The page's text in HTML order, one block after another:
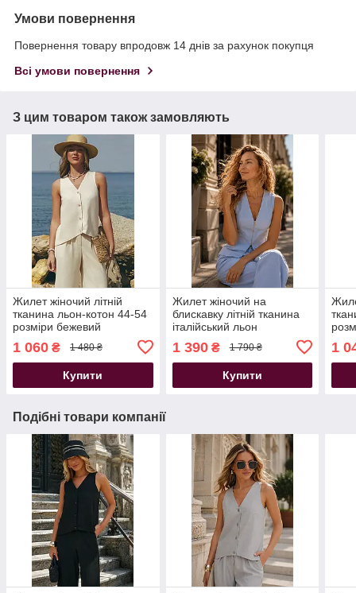
Умови повернення
Повернення товару впродовж 14 днів за рахунок покупця
Всі умови повернення
З цим товаром також замовляють
Жилет жіночий літній
тканина льон-котон 44-54
розміри бежевий
1 060 ₴ 1 480 ₴
Купити
Жилет жіночий на
блискавку літній тканина
італійський льон
блакитний 44-54 розміри
1 390₴ 1 790 ₴
Купити
1
Подібні товари компанії